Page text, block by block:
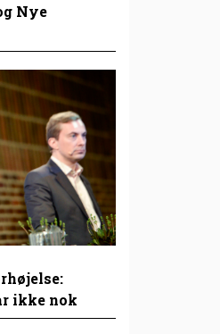
Nye
ikke nok